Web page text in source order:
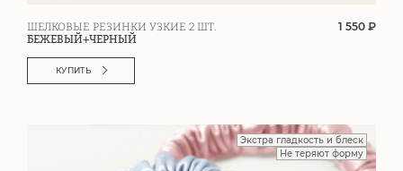
ШЕЛКОВЫЕ РЕЗИНКИ УЗКИЕ 2 ШТ.
БЕЖЕВЫЙ+ЧЕРНЫЙ
1 550 ₽
КУПИТЬ
Экстра гладкость и блеск
Не теряют форму